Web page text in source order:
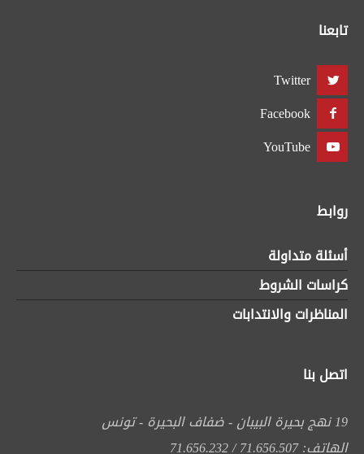
تابعنا
Twitter
Facebook
YouTube
روابط
أسئلة متداولة
كراسات الشروط
المناظرات والانتدابات
اتصل بنا
19 نهج بحيرة البيبان - ضفاف البحيرة - تونس
الهاتف: 71.656.507 / 71.656.232